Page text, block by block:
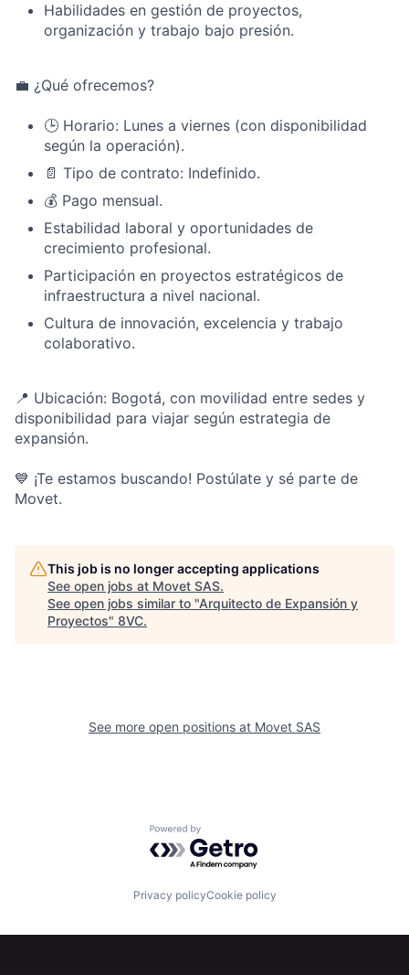
Habilidades en gestión de proyectos,
organización y trabajo bajo presión.
💼 ¿Qué ofrecemos?
🕒 Horario: Lunes a viernes (con disponibilidad
según la operación).
📄 Tipo de contrato: Indefinido.
💰 Pago mensual.
Estabilidad laboral y oportunidades de
crecimiento profesional.
Participación en proyectos estratégicos de
infraestructura a nivel nacional.
Cultura de innovación, excelencia y trabajo
colaborativo.
📍 Ubicación: Bogotá, con movilidad entre sedes y
disponibilidad para viajar según estrategia de
expansión.
💙 ¡Te estamos buscando! Postúlate y sé parte de
Movet.
This job is no longer accepting applications
See open jobs at Movet SAS.
See open jobs similar to "Arquitecto de Expansión y
Proyectos" 8VC.
See more open positions at Movet SAS
Powered by Getro.com
Privacy policyCookie policy